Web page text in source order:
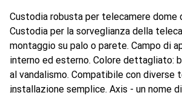
Custodia robusta per telecamere dome
Custodia per la sorveglianza della
montaggio su palo o parete. Campo di
interno ed esterno. Colore dettagliato:
al vandalismo. Compatibile con diverse
installazione semplice. Axis - un nome